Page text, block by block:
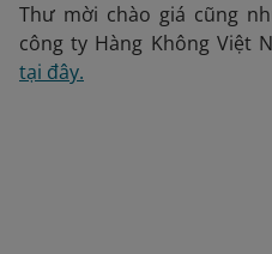
Thư mời chào giá cũng
công ty Hàng Không Việt
tại đây.